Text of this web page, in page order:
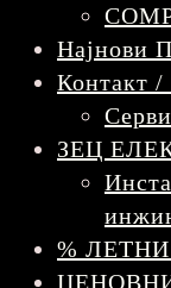
Најнови
Контакт /
ЗЕЦ
%